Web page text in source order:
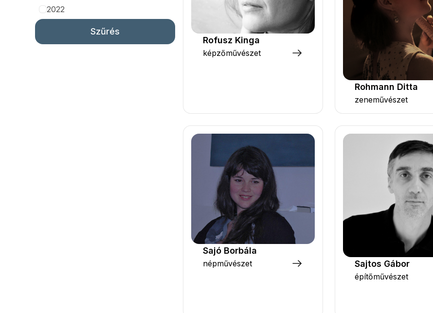
2022
Szűrés
Rofusz Kinga
képzőművészet
Rohmann Ditta
zeneművészet
Sajó Borbála
népművészet Sajtos Gábor
építőművészet